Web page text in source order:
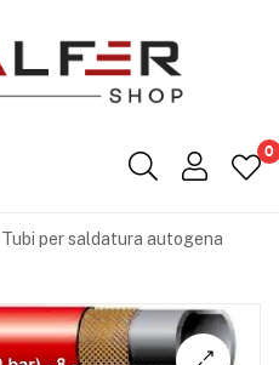
0
Tubi per saldatura autogena